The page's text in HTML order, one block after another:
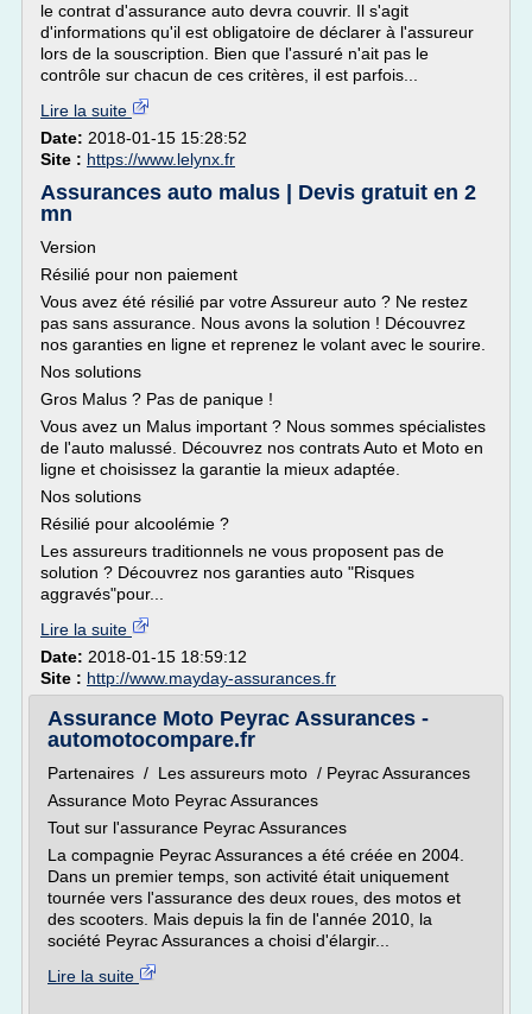
le contrat d'assurance auto devra couvrir. Il s'agit
d'informations qu'il est obligatoire de déclarer à l'assureur
lors de la souscription. Bien que l'assuré n'ait pas le
contrôle sur chacun de ces critères, il est parfois...
Lire la suite
Date: 2018-01-15 15:28:52
Site : https://www.lelynx.fr
Assurances auto malus | Devis gratuit en 2
mn
Version
Résilié pour non paiement
Vous avez été résilié par votre Assureur auto ? Ne restez
pas sans assurance. Nous avons la solution ! Découvrez
nos garanties en ligne et reprenez le volant avec le sourire.
Nos solutions
Gros Malus ? Pas de panique !
Vous avez un Malus important ? Nous sommes spécialistes
de l'auto malussé. Découvrez nos contrats Auto et Moto en
ligne et choisissez la garantie la mieux adaptée.
Nos solutions
Résilié pour alcoolémie ?
Les assureurs traditionnels ne vous proposent pas de
solution ? Découvrez nos garanties auto "Risques
aggravés"pour...
Lire la suite
Date: 2018-01-15 18:59:12
Site : http://www.mayday-assurances.fr
Assurance Moto Peyrac Assurances -
automotocompare.fr
Partenaires / Les assureurs moto / Peyrac Assurances
Assurance Moto Peyrac Assurances
Tout sur l'assurance Peyrac Assurances
La compagnie Peyrac Assurances a été créée en 2004.
Dans un premier temps, son activité était uniquement
tournée vers l'assurance des deux roues, des motos et
des scooters. Mais depuis la fin de l'année 2010, la
société Peyrac Assurances a choisi d'élargir...
Lire la suite